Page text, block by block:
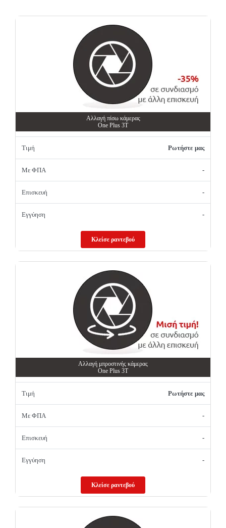
Αλλαγή πίσω κάμερας
One Plus 3T
Τιμή Ρωτήστε μας
Με ΦΠΑ -
Επισκευή -
Εγγύηση -
Κλείσε ραντεβού
Αλλαγή μπροστινής κάμερας
One Plus 3T
Τιμή Ρωτήστε μας
Με ΦΠΑ -
Επισκευή -
Εγγύηση -
Κλείσε ραντεβού